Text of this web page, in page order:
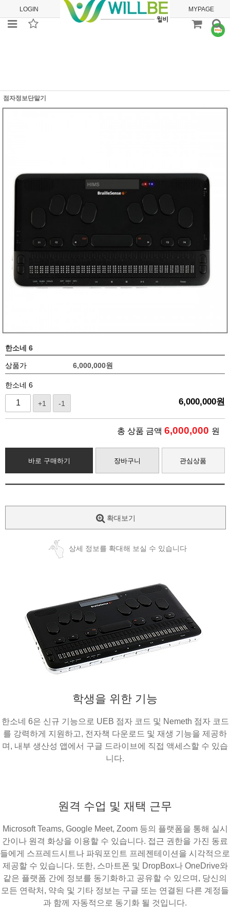
LOGIN JOIN ORDER MYPAGE
점자정보단말기
한소네 6
상품가 6,000,000원
한소네 6
+1 -1 6,000,000원
총 상품 금액 6,000,000 원
바로 구매하기 장바구니 관심상품
확대보기
상세 정보를 확대해 보실 수 있습니다
학생을 위한 기능
한소네 6은 신규 기능으로 UEB 점자 코드 및 Nemeth 점자 코드
를 강력하게 지원하고, 전자책 다운로드 및 재생 기능을 제공하
며, 내부 생산성 앱에서 구글 드라이브에 직접 액세스할 수 있습
니다.
원격 수업 및 재택 근무
Microsoft Teams, Google Meet, Zoom 등의 플랫폼을 통해 실시
간이나 원격 화상을 이용할 수 있습니다. 접근 권한을 가진 동료
들에게 스프레드시트나 파워포인트 프레젠테이션을 시각적으로
제공할 수 있습니다. 또한, 스마트폰 및 DropBox나 OneDrive와
같은 플랫폼 간에 정보를 동기화하고 공유할 수 있으며, 당신의
모든 연락처, 약속 및 기타 정보는 구글 또는 연결된 다른 계정들
과 함께 자동적으로 동기화 될 것입니다.